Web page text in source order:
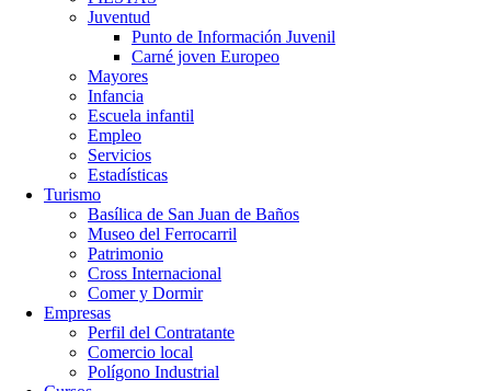
Juventud
Punto de Información Juvenil
Carné joven Europeo
Mayores
Infancia
Escuela infantil
Empleo
Servicios
Estadísticas
Turismo
Basílica de San Juan de Baños
Museo del Ferrocarril
Patrimonio
Cross Internacional
Comer y Dormir
Empresas
Perfil del Contratante
Comercio local
Polígono Industrial